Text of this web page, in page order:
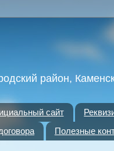
район,
сайт
Полезные